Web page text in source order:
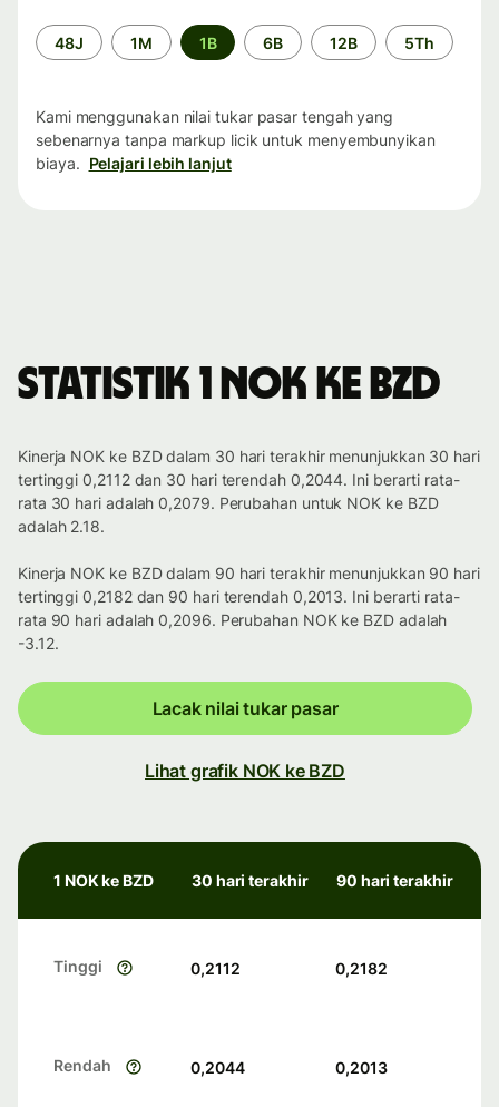
Periode
waktu
48J 1M 1B 6B 12B 5Th
Kami menggunakan nilai tukar pasar tengah yang
sebenarnya tanpa markup licik untuk menyembunyikan
biaya. Pelajari lebih lanjut
Statistik 1 NOK ke BZD
Kinerja NOK ke BZD dalam 30 hari terakhir menunjukkan 30 hari
tertinggi 0,2112 dan 30 hari terendah 0,2044. Ini berarti rata-
rata 30 hari adalah 0,2079. Perubahan untuk NOK ke BZD
adalah 2.18.
Kinerja NOK ke BZD dalam 90 hari terakhir menunjukkan 90 hari
tertinggi 0,2182 dan 90 hari terendah 0,2013. Ini berarti rata-
rata 90 hari adalah 0,2096. Perubahan NOK ke BZD adalah
-3.12.
Lacak nilai tukar pasar
Lihat grafik NOK ke BZD
1 NOK ke BZD 30 hari terakhir 90 hari terakhir
Tinggi 0,2112 0,2182
Rendah 0,2044 0,2013